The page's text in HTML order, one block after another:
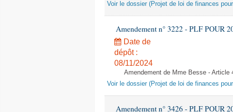
Voir le dossier (Projet de loi de finances
Amendement n° 3222 - PLF POUR
Date de
dépôt :
08/11/2024
Amendement de Mme Besse - Article
Voir le dossier (Projet de loi de finances
Amendement n° 3426 - PLF POUR